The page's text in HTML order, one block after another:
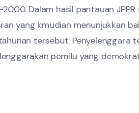
Dalam hasil pantauan JPPR
yang kmudian menunjukkan
tersebut. Penyelenggara
pemilu yang